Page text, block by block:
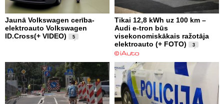
Jaunā Volkswagen cerība-
elektroauto Volkswagen
ID.Cross(+ VIDEO)
5
Tikai 12,8 kWh uz 100 km –
Audi e-tron būs
visekonomiskākais ražotāja
elektroauto (+ FOTO)
3